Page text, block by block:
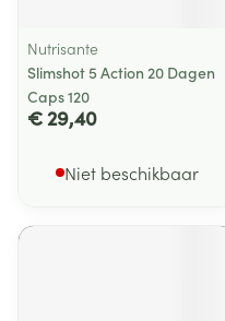
Nutrisante
Slimshot 5 Action 20 Dagen
Caps 120
€ 29,40
Niet beschikbaar